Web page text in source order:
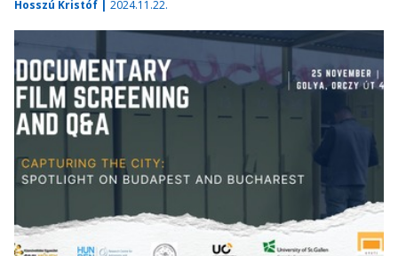
Hosszú Kristóf | 2024.11.22.